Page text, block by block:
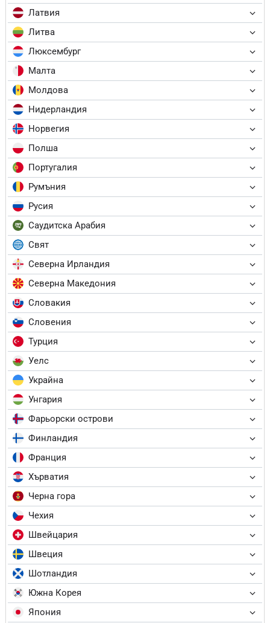
Латвия
Литва
Люксембург
Малта
Молдова
Нидерландия
Норвегия
Полша
Португалия
Румъния
Русия
Саудитска Арабия
Свят
Северна Ирландия
Северна Македония
Словакия
Словения
Турция
Уелс
Украйна
Унгария
Фарьорски острови
Финландия
Франция
Хърватия
Черна гора
Чехия
Швейцария
Швеция
Шотландия
Южна Корея
Япония